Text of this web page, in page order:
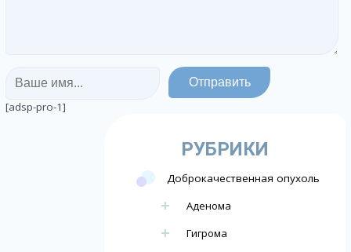
[adsp-pro-1]
РУБРИКИ
Доброкачественная опухоль
Аденома
Гигрома